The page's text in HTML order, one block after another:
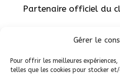
Gérer le
Pour offrir les meilleures
telles que les cookies pour stocker
Partenaire officiel du